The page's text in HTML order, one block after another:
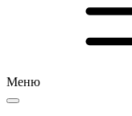
Меню